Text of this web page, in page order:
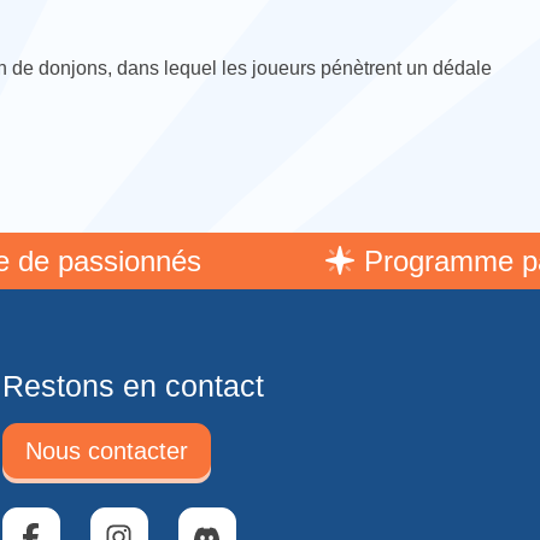
de donjons, dans lequel les joueurs pénètrent un dédale
passionnés Programme
Restons en contact
Nous contacter